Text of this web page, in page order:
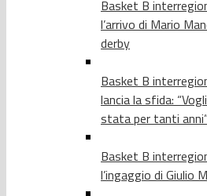
Basket B
l’arrivo di Mario
derby
Basket B
lancia la sfida:
stata per tanti
Basket B
l’ingaggio di Giulio